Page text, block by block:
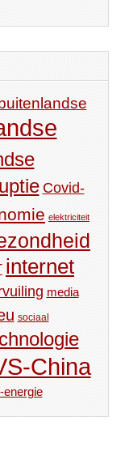
Covid-
elektriciteit
internet
media
sociaal
China
energie